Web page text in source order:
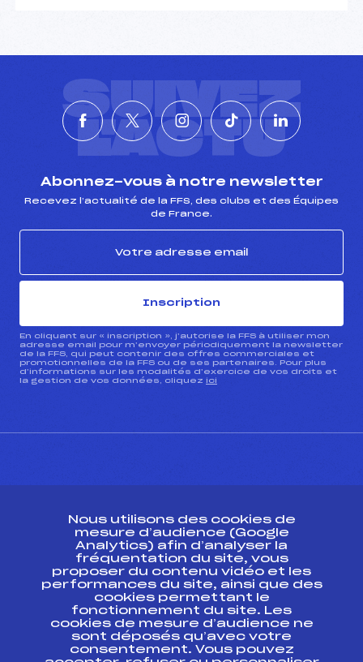
SUIVEZ
L'ACTU
Abonnez-vous à notre newsletter
Recevez l’actualité de la FFS, des clubs et des Équipes
de France.
Inscription
En cliquant sur « inscription », j’autorise la FFS à utiliser mon
adresse email pour m’envoyer périodiquement la newsletter
de la FFS, qui peut contenir des offres commerciales et
promotionnelles de la FFS ou de ses partenaires. Pour plus
d’informations sur les modalités d’exercice de vos droits et
la gestion de vos données, cliquez ici
Ressources
Pass’Neige
Projet sportif fédéral
Projet de performance fédéral
Antidopage
Pôle Développement, Formation, Suivi
Nous utilisons des cookies de
mesure d’audience (Google
Analytics) afin d’analyser la
fréquentation du site, vous
proposer du contenu vidéo et les
performances du site, ainsi que des
cookies permettant le
fonctionnement du site. Les
cookies de mesure d’audience ne
sont déposés qu’avec votre
consentement. Vous pouvez